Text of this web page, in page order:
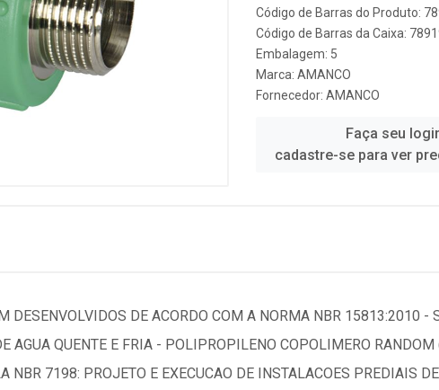
Código de Barras do Produto:
Código de Barras da Caixa:
Embalagem: 5
Marca: AMANCO
Fornecedor: AMANCO
Faça seu
cadastre-se para ver
DESENVOLVIDOS DE ACORDO COM A NORMA NBR 15813:2010 -
AGUA QUENTE E FRIA - POLIPROPILENO COPOLIMERO
NBR 7198: PROJETO E EXECUCAO DE INSTALACOES PREDIAIS